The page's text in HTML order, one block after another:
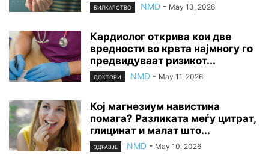
БИЛКАРСТВО NMD - May 13, 2026
Кардиолог открива кои две
вредности во крвта најмногу го
предвидуваат ризикот...
ДОКТОРИ NMD - May 11, 2026
Кој магнезиум навистина
помага? Разликата меѓу цитрат,
глицинат и малат што...
ЗДРАВЈЕ NMD - May 10, 2026